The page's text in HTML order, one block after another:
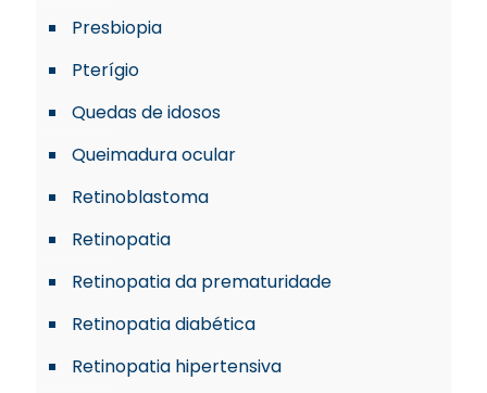
Presbiopia
Pterígio
Quedas de idosos
Queimadura ocular
Retinoblastoma
Retinopatia
Retinopatia da prematuridade
Retinopatia diabética
Retinopatia hipertensiva